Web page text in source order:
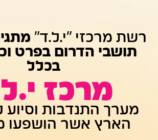
רשת מרכזי "י.ל.ד"
תושבי הדרום בפרט
בכלל
מרכז
מערך התנדבות וסיוע
הארץ אשר הושפעו